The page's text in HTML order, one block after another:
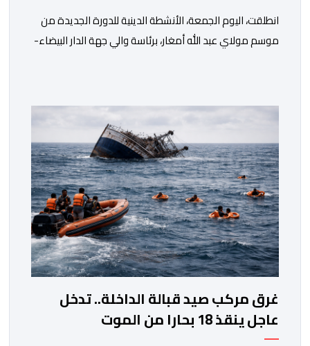
انطلقت، اليوم الجمعة، الأنشطة الدينية للدورة الجديدة من
موسم مولاي عبد الله أمغار، برئاسة والي جهة الدار البيضاء-
المحلي للجديدة، وذلك بحضور شخصيات مدنية وعسكرية
ودينية. وجرت مراسيم افتتاح فعاليات الموسم بالخيمة
الرسمية، حيث أُلقيت كلمات كل من رئيس المجلس […]
غرق مركب صيد قبالة الداخلة.. تدخل
عاجل ينقذ 18 بحارا من الموت